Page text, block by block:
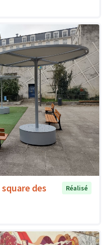
des
Réalisé